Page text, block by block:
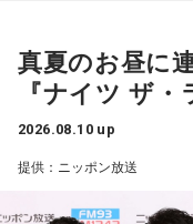
＜リスナーからのメッ
こんばんは！ 先日開
ライブの次の日が彼女
くない」と思えるほ
真夏のお昼に
『ナイツ ザ・
2026.08.10 up
提供：ニッポン放送